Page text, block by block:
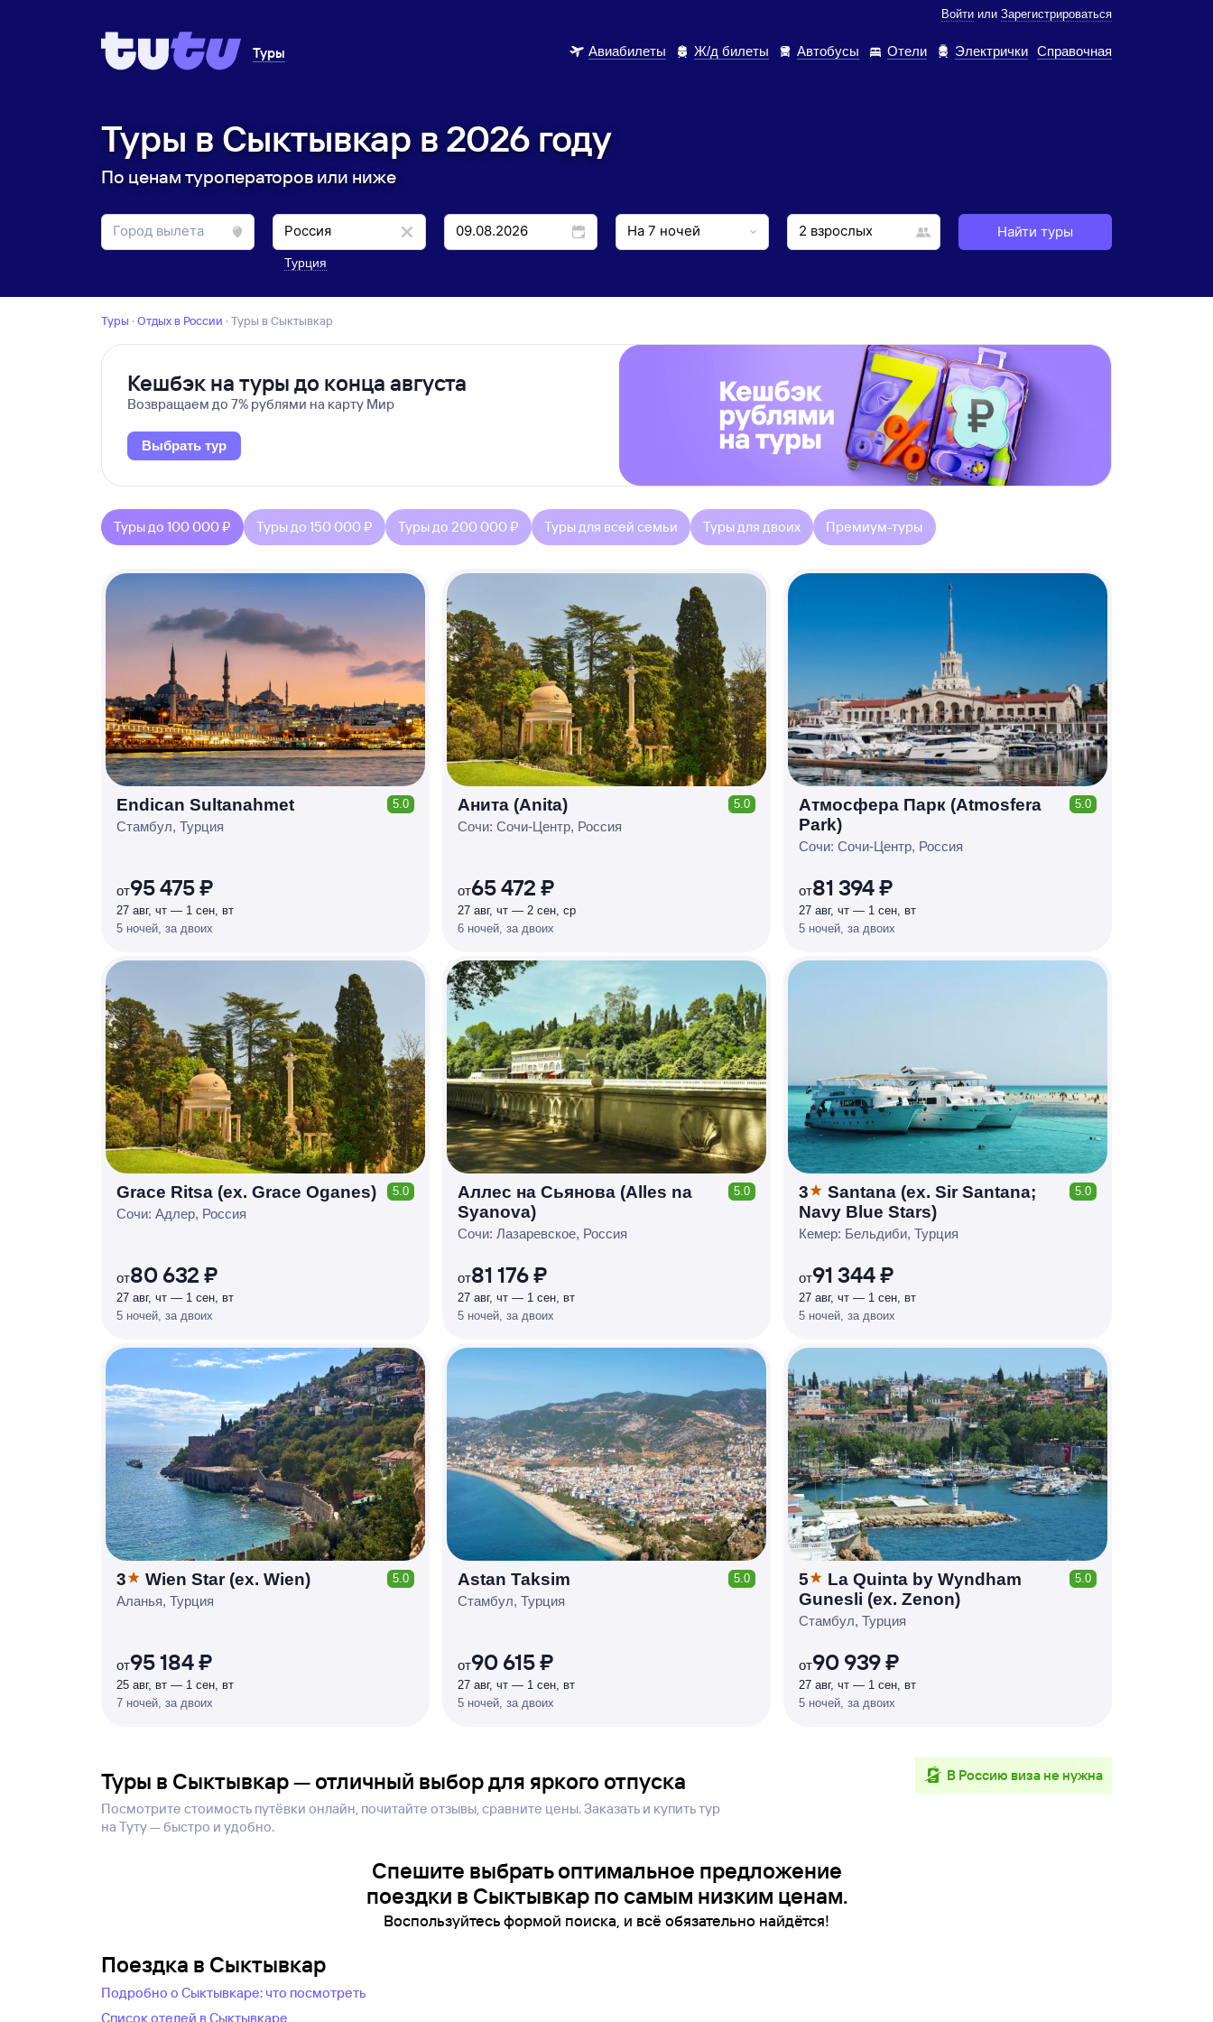
Войти или Зарегистрироваться
Туры Авиабилеты Ж/д билеты Автобусы Отели Электрички Справочная
Туры в Сыктывкар в 2026 году
По ценам туроператоров или ниже
Турция
Найти туры
Туры · Отдых в России · Туры в Сыктывкар
Кешбэк на туры до конца августа
Возвращаем до 7% рублями на карту Мир
Выбрать тур
Туры до 100 000 ₽ Туры до 150 000 ₽ Туры до 200 000 ₽ Туры для всей семьи Туры для двоих Премиум-туры
КЕШБЭК
Р
У
Б
Л
Я
М
И
Д
О 7
Endican Sultanahmet 5.0
Стамбул, Турция
от95 475 ₽
27 авг, чт — 1 сен, вт
5 ночей, за двоих
КЕШБЭК
Р
У
Б
Л
Я
М
И
Д
О 7
Анита (Anita) 5.0
Сочи: Сочи-Центр, Россия
от65 472 ₽
27 авг, чт — 2 сен, ср
6 ночей, за двоих
КЕШБЭК
Р
У
Б
Л
Я
М
И
Д
О 7
%
Атмосфера Парк (Atmosfera
Park)
5.0
Сочи: Сочи-Центр, Россия
от81 394 ₽
27 авг, чт — 1 сен, вт
5 ночей, за двоих
КЕШБЭК
Р
У
Б
Л
Я
М
И
Д
О 7
Grace Ritsa (ex. Grace Oganes) 5.0
Сочи: Адлер, Россия
от80 632 ₽
27 авг, чт — 1 сен, вт
5 ночей, за двоих
КЕШБЭК
Р
У
Б
Л
Я
М
И
Д
О 7
%
Аллес на Сьянова (Alles na
Syanova)
5.0
Сочи: Лазаревское, Россия
от81 176 ₽
27 авг, чт — 1 сен, вт
5 ночей, за двоих
КЕШБЭК
Р
У
Б
Л
Я
М
И
Д
О 7
%
3
Santana (ex. Sir Santana;
Navy Blue Stars)
5.0
Кемер: Бельдиби, Турция
от91 344 ₽
27 авг, чт — 1 сен, вт
5 ночей, за двоих
КЕШБЭК
Р
У
Б
Л
Я
М
И
Д
О 7
3 Wien Star (ex. Wien) 5.0
Аланья, Турция
от95 184 ₽
25 авг, вт — 1 сен, вт
7 ночей, за двоих
КЕШБЭК
Р
У
Б
Л
Я
М
И
Д
О 7
Astan Taksim 5.0
Стамбул, Турция
от90 615 ₽
27 авг, чт — 1 сен, вт
5 ночей, за двоих
КЕШБЭК
Р
У
Б
Л
Я
М
И
Д
О 7
%
5
La Quinta by Wyndham
Gunesli (ex. Zenon)
5.0
Стамбул, Турция
от90 939 ₽
27 авг, чт — 1 сен, вт
5 ночей, за двоих
Туры в Сыктывкар — отличный выбор для яркого отпуска
Посмотрите стоимость путёвки онлайн, почитайте отзывы, сравните цены. Заказать и купить тур
на Туту — быстро и удобно.
в Россию виза не нужна
Спешите выбрать оптимальное предложение
поездки в Сыктывкар по самым низким ценам.
Воспользуйтесь формой поиска, и всё обязательно найдётся!
Поездка в Сыктывкар
Подробно о Сыктывкаре: что посмотреть
Список отелей в Сыктывкаре